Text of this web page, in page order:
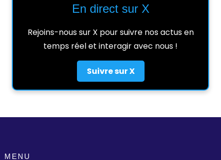
En direct sur X
Rejoins-nous sur X pour suivre nos actus en
temps réel et interagir avec nous !
Suivre sur X
MENU